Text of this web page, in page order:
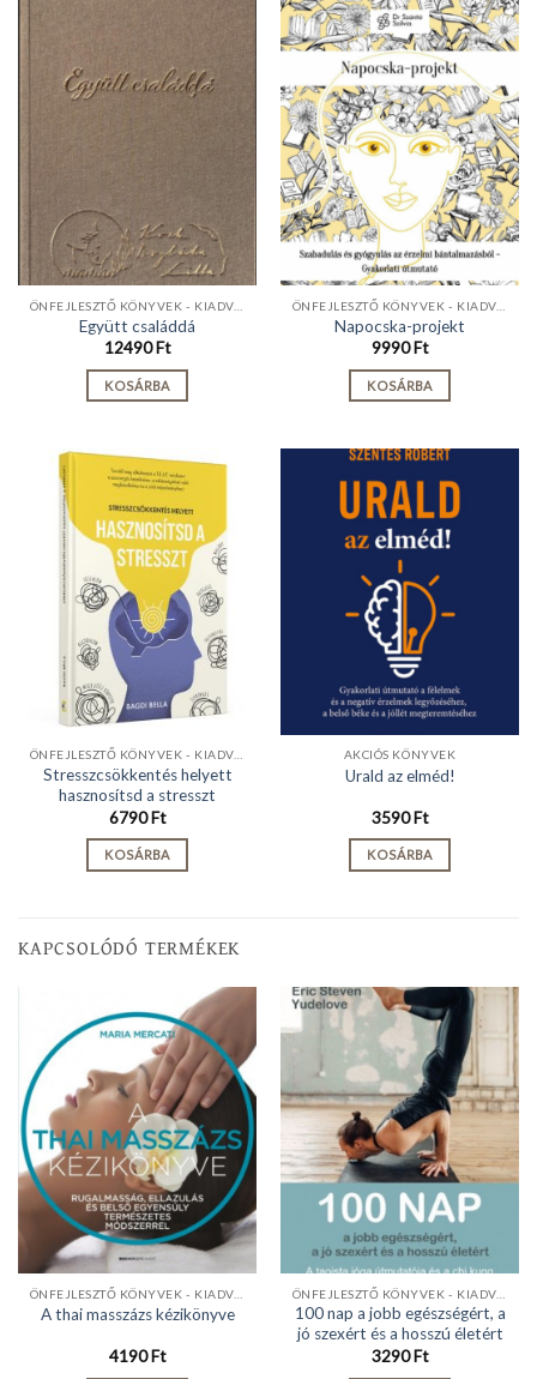
ÖNFEJLESZTŐ KÖNYVEK - KIADVÁNYOK
Együtt családdá
12490Ft
KOSÁRBA
ÖNFEJLESZTŐ KÖNYVEK - KIADVÁNYOK
Napocska-projekt
9990Ft
KOSÁRBA
ÖNFEJLESZTŐ KÖNYVEK - KIADVÁNYOK
Stresszcsökkentés helyett
hasznosítsd a stresszt
6790Ft
KOSÁRBA
AKCIÓS KÖNYVEK
Urald az elméd!
3590Ft
KOSÁRBA
KAPCSOLÓDÓ TERMÉKEK
ÖNFEJLESZTŐ KÖNYVEK - KIADVÁNYOK
A thai masszázs kézikönyve
4190Ft
ÖNFEJLESZTŐ KÖNYVEK - KIADVÁNYOK
100 nap a jobb egészségért, a
jó szexért és a hosszú életért
3290Ft